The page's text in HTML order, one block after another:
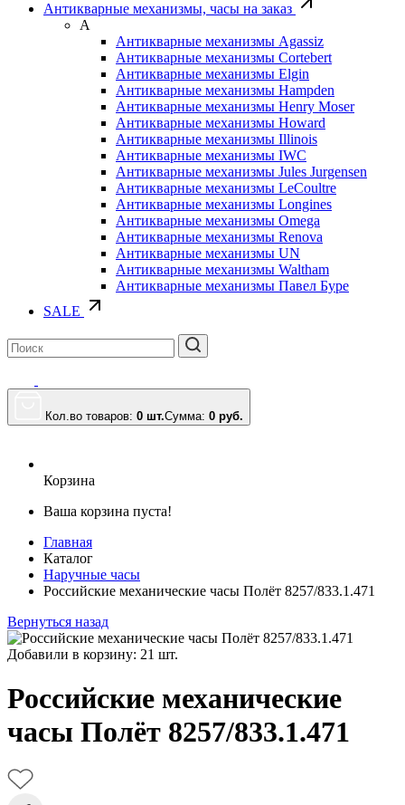
Антикварные механизмы, часы на заказ
А
Антикварные механизмы Agassiz
Антикварные механизмы Cortebert
Антикварные механизмы Elgin
Антикварные механизмы Hampden
Антикварные механизмы Henry Moser
Антикварные механизмы Howard
Антикварные механизмы Illinois
Антикварные механизмы IWC
Антикварные механизмы Jules Jurgensen
Антикварные механизмы LeCoultre
Антикварные механизмы Longines
Антикварные механизмы Omega
Антикварные механизмы Renova
Антикварные механизмы UN
Антикварные механизмы Waltham
Антикварные механизмы Павел Буре
SALE
Кол.во товаров: 0 шт.Сумма: 0 руб.
Корзина
Ваша корзина пуста!
Главная
Каталог
Наручные часы
Российские механические часы Полёт 8257/833.1.471
Вернуться назад
Добавили в корзину: 21 шт.
Российские механические
часы Полёт 8257/833.1.471